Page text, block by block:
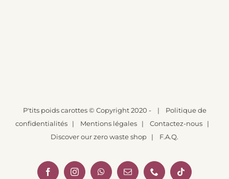
P'tits poids carottes© Copyright 2020 - | Politique de
confidentialités | Mentions légales | Contactez-nous |
Discover our zero waste shop | F.A.Q.
FacebookInstagramWhatsAppEmail TéléphoneTiktok